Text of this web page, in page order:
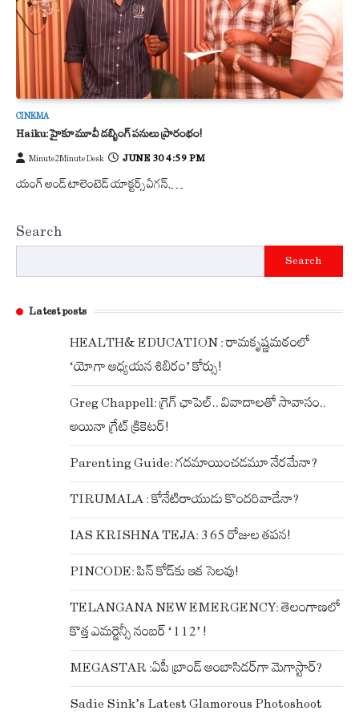
CINEMA
Haiku: హైకూ మూవీ డబ్బింగ్ పనులు ప్రారంభం!
Minute2Minute Desk JUNE 30 4:59 PM
యంగ్ అండ్ టాలెంటెడ్ యాక్టర్స్ ఏగన్,…
Search
Search
Latest posts
HEALTH& EDUCATION : రామకృష్ణమఠంలో
‘యోగా అధ్యయన శిబిరం’ కోర్సు!
Greg Chappell: గ్రెగ్ ఛాపెల్.. వివాదాలతో సావాసం..
అయినా గ్రేట్ క్రికెటర్!
Parenting Guide: గదమాయించడమూ నేరమేనా?
TIRUMALA : కోనేటిరాయుడు కొందరివాడేనా?
IAS KRISHNA TEJA: 365 రోజుల తపన!
PINCODE: పిన్ కోడ్‌కు ఇక సెలవు!
TELANGANA NEW EMERGENCY: తెలంగాణలో
కొత్త ఎమర్జెన్సీ నంబర్ ‘112’ !
MEGASTAR :ఏపీ బ్రాండ్ అంబాసిడర్‌గా మెగాస్టార్?
Sadie Sink’s Latest Glamorous Photoshoot